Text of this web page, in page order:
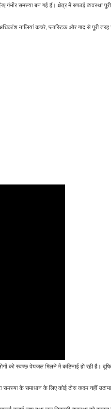
समस्या बन गई हैं। क्षेत्र में सफाई व्यवस्था
नालियां कचरे, प्लास्टिक और गाद से पूरी
को स्वच्छ पेयजल मिलने में कठिनाई हो रही है।
समस्या के समाधान के लिए कोई ठोस कदम नहीं